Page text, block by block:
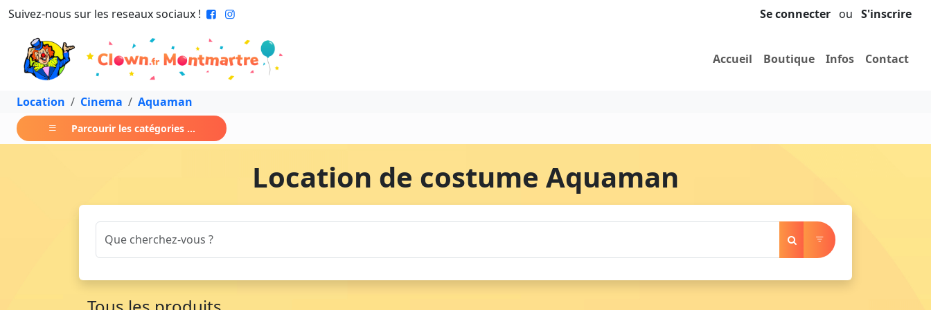
Suivez-nous sur les reseaux sociaux ! Se connecter ou S'inscrire
Accueil Boutique Infos Contact
Location Cinema Aquaman
Parcourir les catégories ...
Location de costume Aquaman